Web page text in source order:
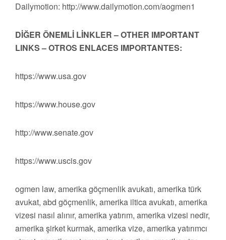
Dailymotion: http://www.dailymotion.com/aogmen1
DİĞER ÖNEMLİ LİNKLER – OTHER IMPORTANT
LINKS – OTROS ENLACES IMPORTANTES:
https://www.usa.gov
https://www.house.gov
http://www.senate.gov
https://www.uscis.gov
ogmen law, amerika göçmenlik avukatı, amerika türk
avukat, abd göçmenlik, amerika iltica avukatı, amerika
vizesi nasıl alınır, amerika yatırım, amerika vizesi nedir,
amerika şirket kurmak, amerika vize, amerika yatırımcı